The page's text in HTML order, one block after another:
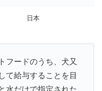
日本
フードのうち、犬又
て給与することを目
水だけで指定された